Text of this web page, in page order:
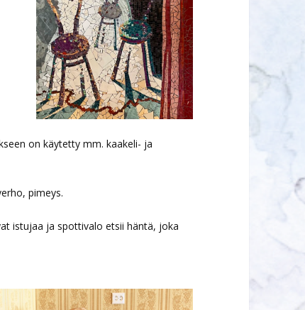
on käytetty mm. kaakeli- ja
pimeys.
istujaa ja spottivalo etsii häntä, joka